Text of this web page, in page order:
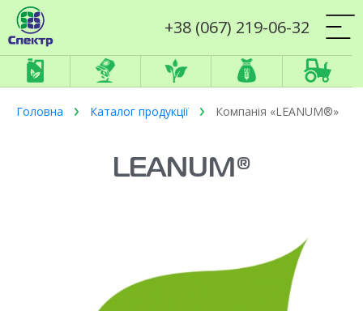
+38 (067) 219-06-32
Головна Каталог продукції Компанія «LEANUM®»
LEANUM®